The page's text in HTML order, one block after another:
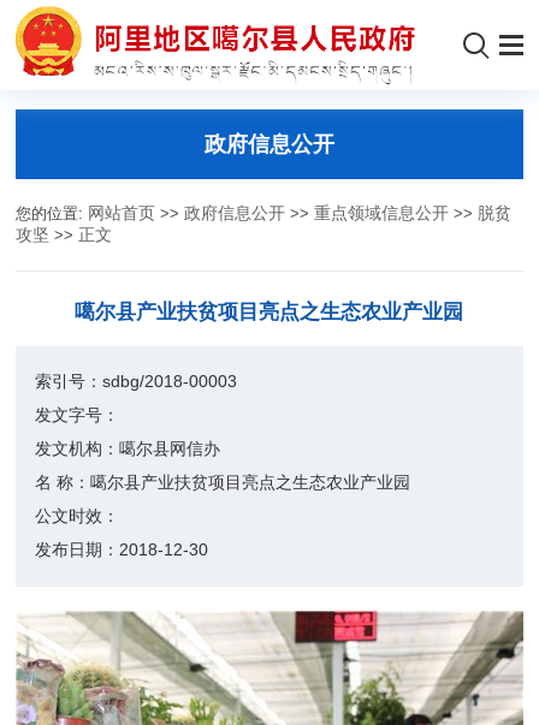
政府信息公开
您的位置: 网站首页 >>政府信息公开 >>重点领域信息公开 >> 脱贫
攻坚 >> 正文
噶尔县产业扶贫项目亮点之生态农业产业园
索引号：sdbg/2018-00003
发文字号：
发文机构：噶尔县网信办
名 称：噶尔县产业扶贫项目亮点之生态农业产业园
公文时效：
发布日期： 2018-12-30